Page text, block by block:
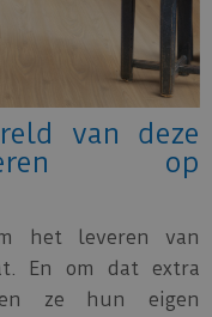
van deze
op
het leveren van
En om dat extra
ze hun eigen